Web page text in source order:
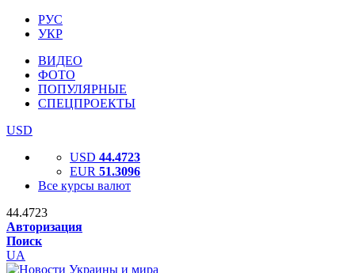
РУС
УКР
ВИДЕО
ФОТО
ПОПУЛЯРНЫЕ
СПЕЦПРОЕКТЫ
USD
USD 44.4723
EUR 51.3096
Все курсы валют
44.4723
Авторизация
Поиск
UA